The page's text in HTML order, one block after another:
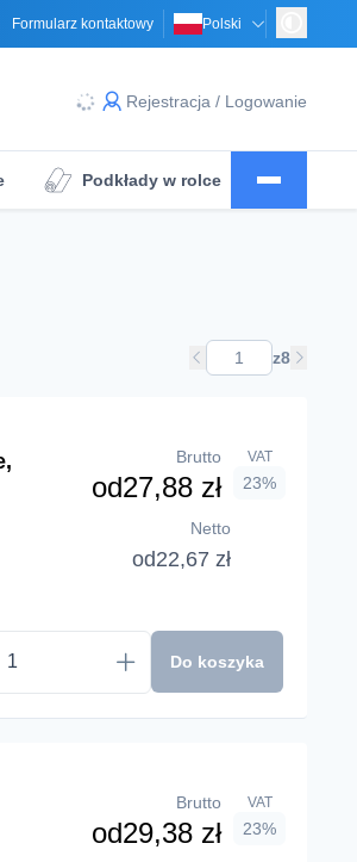
Formularz kontaktowy Polski
Rejestracja / Logowanie
Podkłady w rolce
z8
Brutto
od27,88 zł
VAT
23%
Netto
od22,67 zł
Do koszyka
Brutto
od29,38 zł
VAT
23%